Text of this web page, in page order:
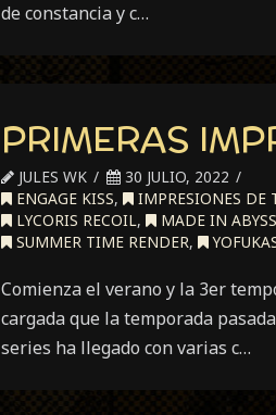
de constancia y c…
PRIMERAS
JULES WK
30 JULIO, 2022
ENGAGE KISS, IMPRESIONES DE
LYCORIS RECOIL, MADE IN ABYSS
SUMMER TIME RENDER,
Comienza el verano y la 3er
cargada que la temporada
series ha llegado con varias c…